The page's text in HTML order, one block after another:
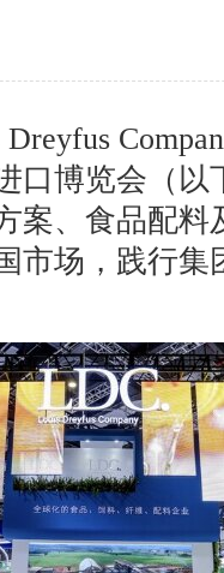
口博览会（
案、食品配料
市场，践行集